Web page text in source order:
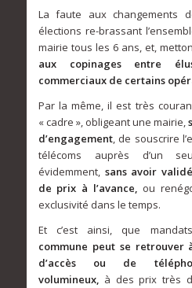
La faute aux changements
élections re-brassant
mairie tous les 6 ans, et,
aux copinages entre
commerciaux de certains
Par la même, il est très
« cadre », obligeant une mairie,
d’engagement, de souscrire
télécoms auprès d’un
évidemment, sans avoir
de prix à l’avance, ou
exclusivité dans le temps.
Et c’est ainsi, que
commune peut se retrouver
d’accès ou de
volumineux, à des prix très